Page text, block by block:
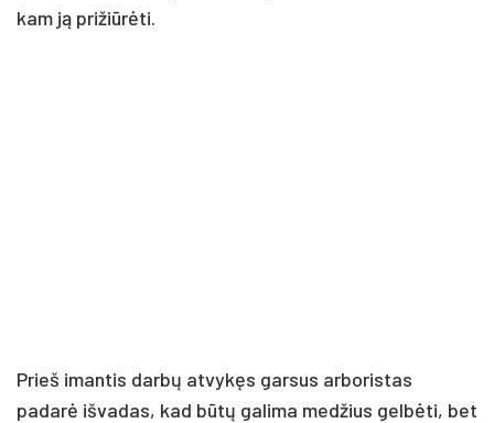
kam ją prižiūrėti.
Prieš imantis darbų atvykęs garsus arboristas
padarė išvadas, kad būtų galima medžius gelbėti, bet